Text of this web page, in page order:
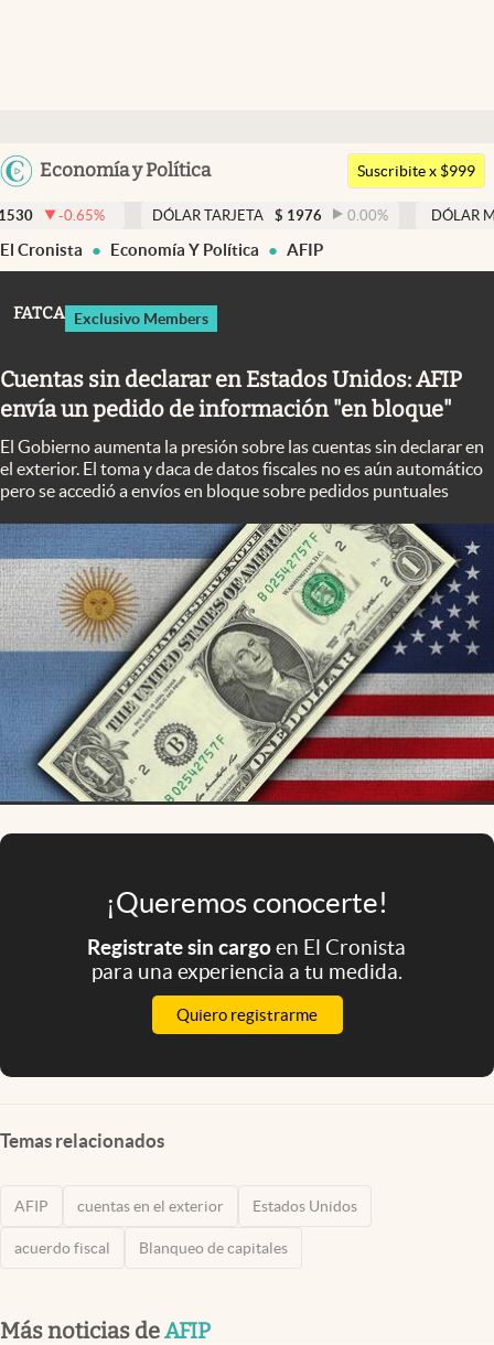
Argentina
Economía y Política
Members
Economía y Política
Finanzas y Mercados
Columnistas
Otras secciones
Apertura
Clase
Clima
Mundial 2026
Eventos Corporativos
El Cronista Studio
Mediakit
abre en nueva pestaña
Suscribite x $999
DÓLAR TARJETA $ 1976 0.00% DÓLAR MEP 1521,52
El Cronista Economía Y Política AFIP
FATCA Exclusivo Members
Cuentas sin declarar en Estados Unidos: AFIP
envía un pedido de información "en bloque"
El Gobierno aumenta la presión sobre las cuentas sin declarar en
el exterior. El toma y daca de datos fiscales no es aún automático
pero se accedió a envíos en bloque sobre pedidos puntuales
¡Queremos conocerte!
Registrate sin cargoen El Cronista
para una experiencia a tu medida.
Quiero registrarme
Temas relacionados
AFIP cuentas en el exterior Estados Unidos
acuerdo fiscal Blanqueo de capitales
Más noticias deAFIP